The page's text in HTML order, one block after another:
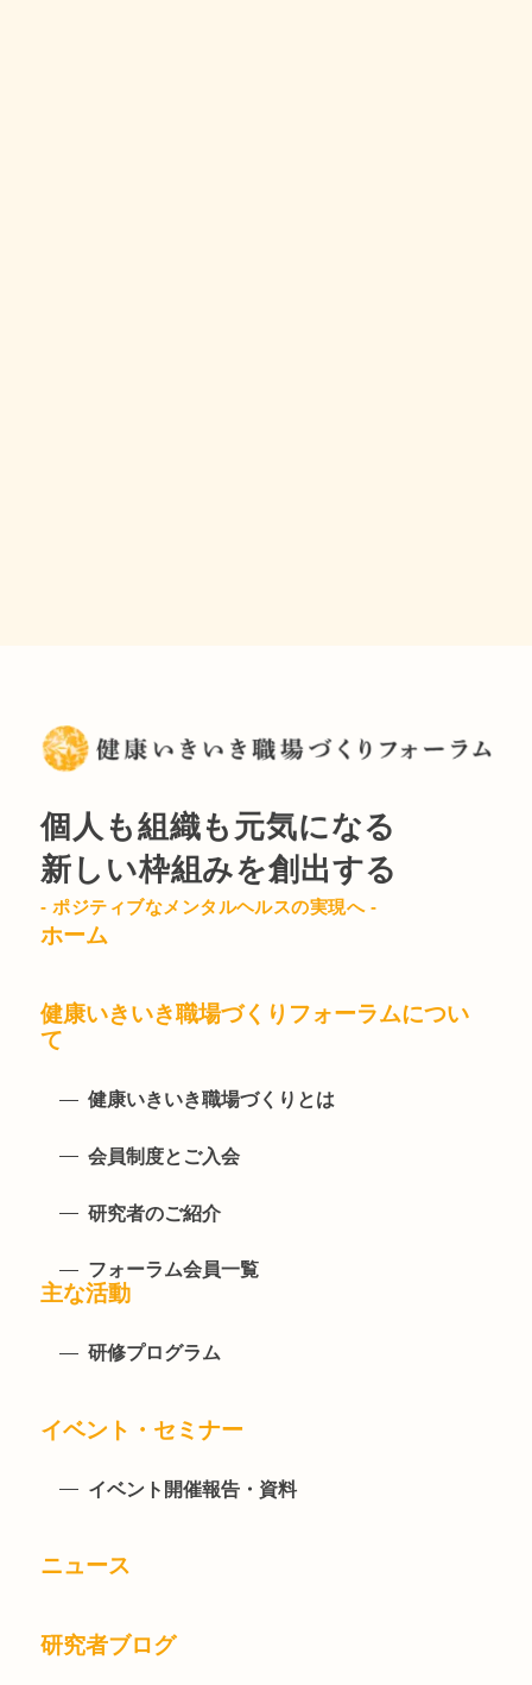
個人も組織も元気になる
新しい枠組みを創出する
- ポジティブなメンタルヘルスの実現へ -
ホーム
健康いきいき職場づくりフォーラムについ
て
健康いきいき職場づくりとは
会員制度とご入会
研究者のご紹介
フォーラム会員一覧
主な活動
研修プログラム
イベント・セミナー
イベント開催報告・資料
ニュース
研究者ブログ